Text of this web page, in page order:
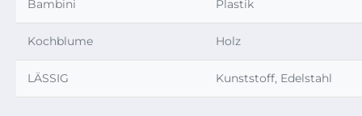
Bambini Plastik
Kochblume Holz
LÄSSIG Kunststoff, Edelstahl